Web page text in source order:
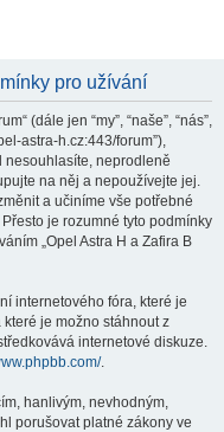
pro užívání
(dále jen “my”, “naše”, “nás”,
astra-h.cz:443/forum”),
neprodleně
na něj a nepoužívejte jej.
a učiníme vše potřebné
je rozumné tyto podmínky
„Opel Astra H a Zafira B
internetového fóra, které je
které je možno stáhnout z
internetové diskuze.
.
hanlivým, nevhodným,
porušovat platné zákony ve